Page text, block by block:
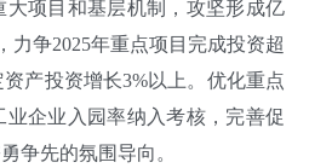
项目和基层机制，攻坚形成亿
力争2025年重点项目完成投资超
产投资增长3%以上。优化重点
企业入园率纳入考核，完善促
争先的氛围导向。